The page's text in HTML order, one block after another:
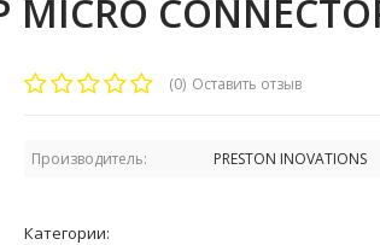
(0) Оставить отзыв
Производитель: PRESTON INOVATIONS
Категории: